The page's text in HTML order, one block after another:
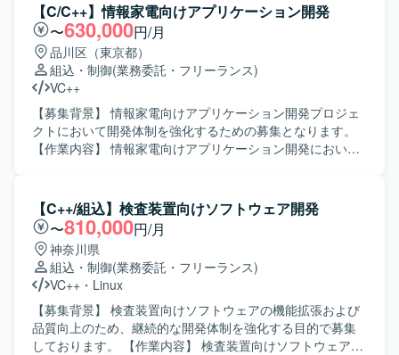
【C/C++】情報家電向けアプリケーション開発
〜630,000円/月
品川区（東京都）
組込・制御(業務委託・フリーランス)
VC++
【募集背景】 情報家電向けアプリケーション開発プロジェ
クトにおいて開発体制を強化するための募集となります。
【作業内容】 情報家電向けアプリケーション開発におい
修正も行っていただきます。 【求める人物像】 コミュニケ
ーションを取りながら協調して作業を進められる方を求め
ております。自ら課題を見つけ主体的に行動しながら品質
向上に取り組んでいただける方が望ましいです。 【ポジシ
ョンの魅力】 情報家電向けのプロダクト開発に携わること
で、ユーザーに近い領域での開発経験を積むことができま
す。C/C++を用いた開発スキルに加え、リアルタイム通信や
Audio処理などの知識を身に付ける機会があります。 【開発
環境】 C/C++、Visual Studio、GitHub（Git）などを用いた
【C++/組込】検査装置向けソフトウェア開発
〜810,000円/月
神奈川県
組込・制御(業務委託・フリーランス)
VC++ ・ Linux
【募集背景】 検査装置向けソフトウェアの機能拡張および
品質向上のため、継続的な開発体制を強化する目的で募集
しております。 【作業内容】 検査装置向けソフトウェアの